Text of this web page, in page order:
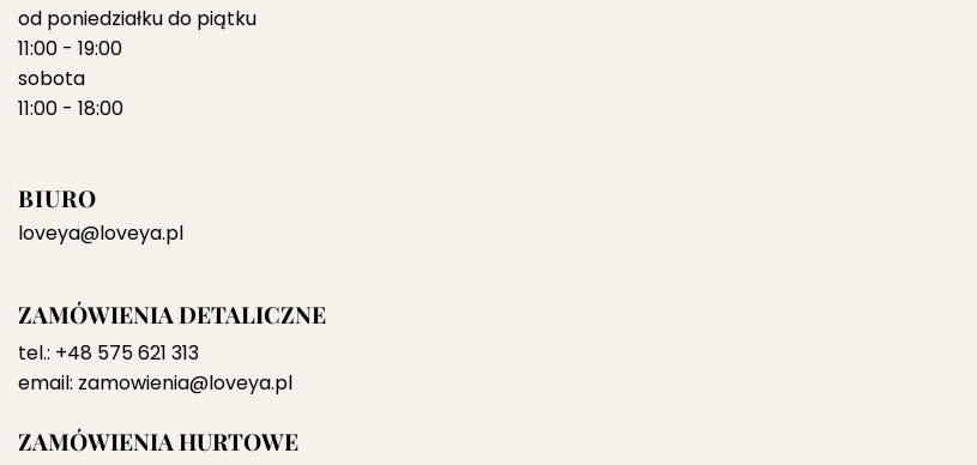
od poniedziałku do piątku
11:00 - 19:00
sobota
11:00 - 18:00
BIURO
loveya@loveya.pl
ZAMÓWIENIA DETALICZNE
tel.: +48 575 621 313
email: zamowienia@loveya.pl
ZAMÓWIENIA HURTOWE